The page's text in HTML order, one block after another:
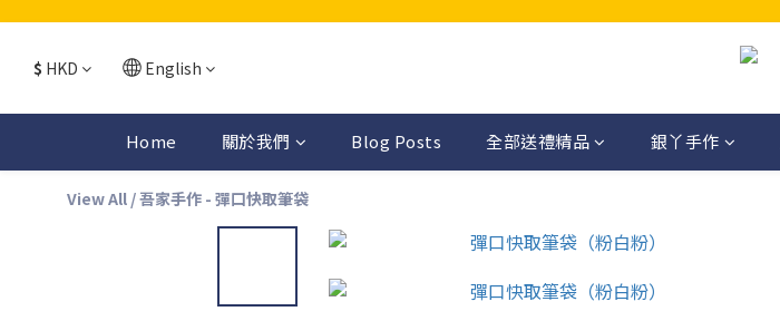
$ HKD English
Home 關於我們 Blog Posts 全部送禮精品 銀丫手作
View All /吾家手作 - 彈口快取筆袋